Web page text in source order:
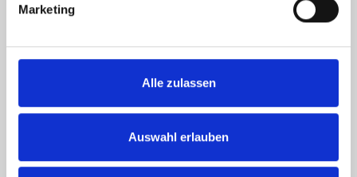
Marketing
Alle zulassen
Auswahl erlauben
Objektanfrage
einen Besichtigungstermin vereinbaren, dann füllen Sie
einfach das untenstehende Formular vollständig aus und
wir setzen uns schnellstmöglich mit Ihnen in Verbindung.